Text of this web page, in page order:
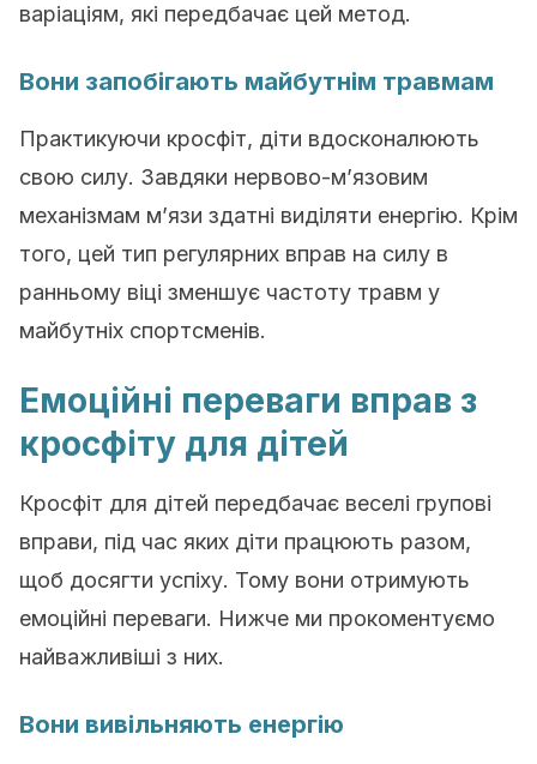
варіаціям, які передбачає цей метод.
Вони запобігають майбутнім травмам
Практикуючи кросфіт, діти вдосконалюють
свою силу. Завдяки нервово-м’язовим
механізмам м’язи здатні виділяти енергію. Крім
того, цей тип регулярних вправ на силу в
ранньому віці зменшує частоту травм у
майбутніх спортсменів.
Емоційні переваги вправ з
кросфіту для дітей
Кросфіт для дітей передбачає веселі групові
вправи, під час яких діти працюють разом,
щоб досягти успіху. Тому вони отримують
емоційні переваги. Нижче ми прокоментуємо
найважливіші з них.
Вони вивільняють енергію